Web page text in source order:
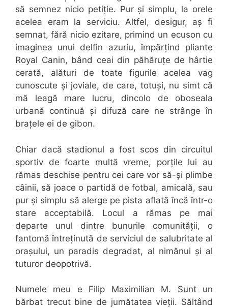
să semnez nicio petiție. Pur și simplu, la orele
acelea eram la serviciu. Altfel, desigur, aș fi
semnat, fără nicio ezitare, primind un ecuson cu
imaginea unui delfin azuriu, împărțind pliante
Royal Canin, bând ceai din păhăruțe de hârtie
cerată, alături de toate figurile acelea vag
cunoscute și joviale, de care, totuși, nu simt că
mă leagă mare lucru, dincolo de oboseala
urbană continuă și difuză care ne strânge în
brațele ei de gibon.
Chiar dacă stadionul a fost scos din circuitul
sportiv de foarte multă vreme, porțile lui au
rămas deschise pentru cei care vor să-și plimbe
câinii, să joace o partidă de fotbal, amicală, sau
pur și simplu să alerge pe pista aflată încă într-o
stare acceptabilă. Locul a rămas pe mai
departe unul dintre bunurile comunității, o
fantomă întreținută de serviciul de salubritate al
orașului, un paradis degradat, al nimănui și al
tuturor deopotrivă.
Numele meu e Filip Maximilian M. Sunt un
bărbat trecut bine de jumătatea vieții. Săltând